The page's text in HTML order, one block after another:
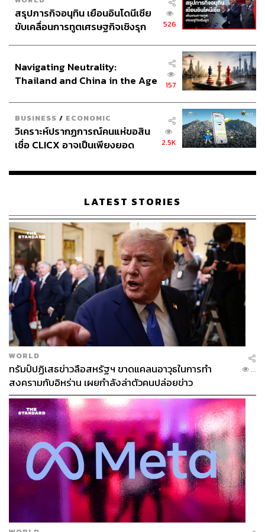
สรุปภารกิจอนุทิน เยือนอินโดนีเซีย
ขับเคลื่อนการทูตเศรษฐกิจเชิงรุก
526
Navigating Neutrality:
Thailand and China in the Age
157
BUSINESS / ECONOMIC
วิเคราะห์ปรากฏการณ์คนแห่ขอสิน
เชื่อ CLICX อาจเป็นเพียงยอด
เรือนไทยที่ถูกซุกไว้
2.5K
LATEST STORIES
WORLD
ทรัมป์ปฏิเสธข่าวลือสหรัฐฯ ขาดแคลนอาวุธในการทำ
สงครามกับอิหร่าน เผยกำลังล่าตัวคนปล่อยข่าว
...